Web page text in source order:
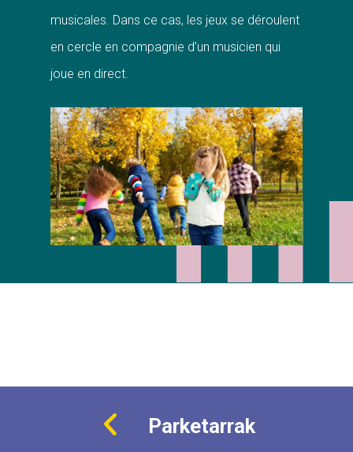
musicales. Dans ce cas, les jeux se déroulent
en cercle en compagnie d’un musicien qui
joue en direct.
Parketarrak